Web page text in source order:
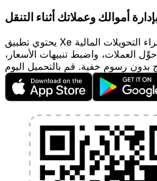
أموالك وعملاتك أثناء التنقل
يحتوي تطبيق Xe على كل ما تحتاجه لإجراء التحويلات المالية
حوِّل العملات، واضبط تنبيهات الأسعار،